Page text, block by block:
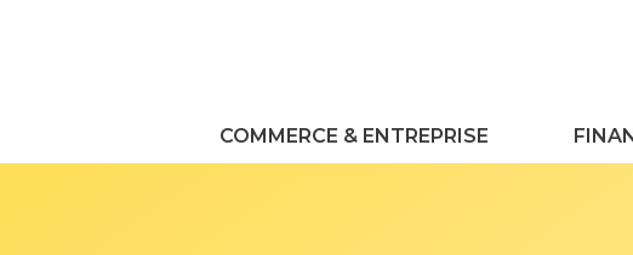
COMMERCE & ENTREPRISE